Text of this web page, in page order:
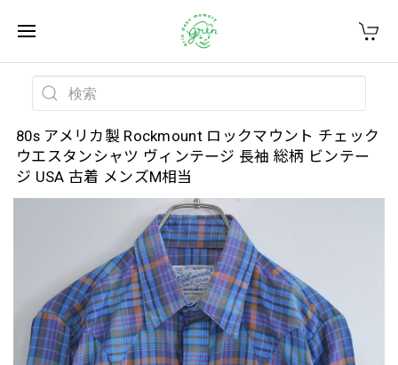
80s アメリカ製 Rockmount ロックマウント チェック
ウエスタンシャツ ヴィンテージ 長袖 総柄 ビンテー
ジ USA 古着 メンズM相当